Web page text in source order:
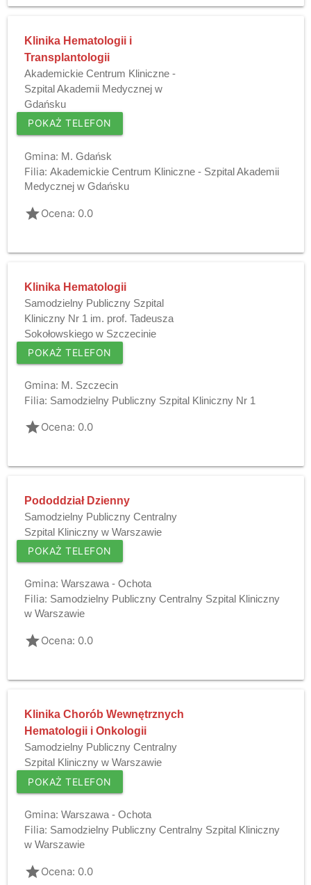
Klinika Hematologii i
Transplantologii
Akademickie Centrum Kliniczne -
Szpital Akademii Medycznej w
Gdańsku
POKAŻ TELEFON
Gmina: M. Gdańsk
Filia: Akademickie Centrum Kliniczne - Szpital Akademii
Medycznej w Gdańsku
gradeOcena: 0.0
Klinika Hematologii
Samodzielny Publiczny Szpital
Kliniczny Nr 1 im. prof. Tadeusza
Sokołowskiego w Szczecinie
POKAŻ TELEFON
Gmina: M. Szczecin
Filia: Samodzielny Publiczny Szpital Kliniczny Nr 1
gradeOcena: 0.0
Pododdział Dzienny
Samodzielny Publiczny Centralny
Szpital Kliniczny w Warszawie
POKAŻ TELEFON
Gmina: Warszawa - Ochota
Filia: Samodzielny Publiczny Centralny Szpital Kliniczny
w Warszawie
gradeOcena: 0.0
Klinika Chorób Wewnętrznych
Hematologii i Onkologii
Samodzielny Publiczny Centralny
Szpital Kliniczny w Warszawie
POKAŻ TELEFON
Gmina: Warszawa - Ochota
Filia: Samodzielny Publiczny Centralny Szpital Kliniczny
w Warszawie
gradeOcena: 0.0